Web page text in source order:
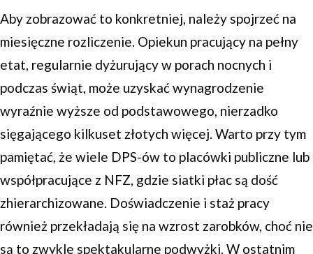
Aby zobrazować to konkretniej, należy spojrzeć na
miesięczne rozliczenie. Opiekun pracujący na pełny
etat, regularnie dyżurujący w porach nocnych i
podczas świąt, może uzyskać wynagrodzenie
wyraźnie wyższe od podstawowego, nierzadko
sięgającego kilkuset złotych więcej. Warto przy tym
pamiętać, że wiele DPS-ów to placówki publiczne lub
współpracujące z NFZ, gdzie siatki płac są dość
zhierarchizowane. Doświadczenie i staż pracy
również przekładają się na wzrost zarobków, choć nie
są to zwykle spektakularne podwyżki. W ostatnim